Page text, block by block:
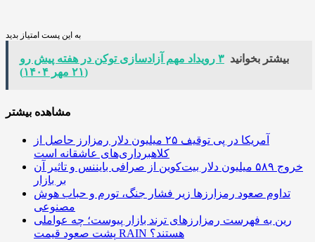
به این پست امتیاز بدید
بیشتر بخوانید
۳ رویداد مهم آزادسازی توکن در هفته پیش رو
(۲۱ مهر ۱۴۰۴)
مشاهده بیشتر
آمریکا در پی توقیف ۲۵ میلیون دلار رمزارز حاصل از
کلاهبرداری‌های عاشقانه است
خروج ۵۸۹ میلیون دلار بیت‌کوین از صرافی بایننس و تاثیر آن
بر بازار
تداوم صعود رمزارزها زیر فشار جنگ، تورم و حباب هوش
مصنوعی
رین به فهرست رمزارزهای ترند بازار پیوست؛ چه عواملی
پشت صعود قیمت RAIN هستند؟